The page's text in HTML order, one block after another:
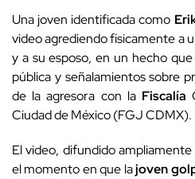
Una joven identificada como
video agrediendo físicamente a
y a su esposo, en un hecho
pública y señalamientos sobre
de la agresora con la Fiscalía
Ciudad de México (FGJ CDMX).
El video, difundido
el momento en que lajoven